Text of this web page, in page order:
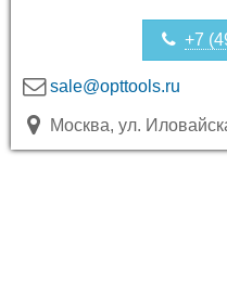
+7
sale@opttools.ru
Москва, ул.